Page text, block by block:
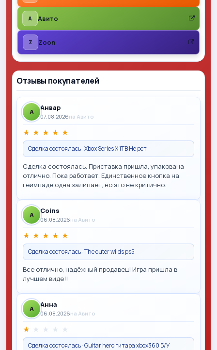
Отзывы покупателей
A Анвар
07.08.2026на Авито
★ ★ ★ ★ ★
Сделка состоялась · Xbox Series X 1TB Не рст
Сделка состоялась. Приставка пришла, упакована
отлично. Пока работает. Единственное кнопка на
геймпаде одна залипает, но это не критично.
A Coins
06.08.2026на Авито
★ ★ ★ ★ ★
Сделка состоялась · The outer wilds ps5
Все отлично, надёжный продавец! Игра пришла в
лучшем виде!!
A Анна
06.08.2026на Авито
★ ★ ★ ★ ★
Сделка состоялась · Guitar hero гитара xbox360 Б/У
A Авито
Z Zoon